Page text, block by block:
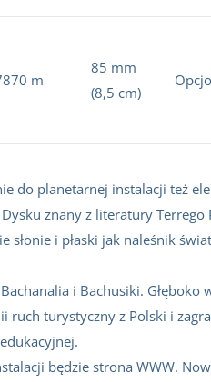
m
85 mm
(8,5 cm)
do planetarnej instalacji też
znany z literatury
i płaski jak naleśnik
i Bachusiki.
turystyczny z Polski i
będzie strona WWW.